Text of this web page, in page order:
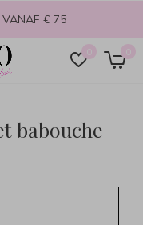
0 0
VANAF € 75
babouche